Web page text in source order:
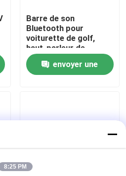
golf
de golf
Barre de son
Bluetooth pour
voiturette de golf,
haut-parleur de
subwoofer, tweeter,
squawker, USB/Aux,
qualité marine IP66
envoyer une
8:25 PM